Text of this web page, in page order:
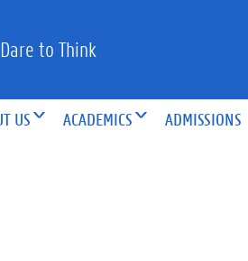
Dare to Think
US ACADEMICS ADMISSIONS